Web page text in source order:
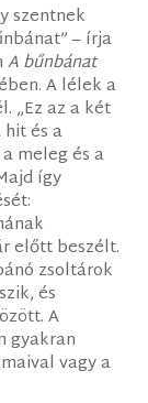
szentnek
– írja
A bűnbánat
A lélek a
„Ez az a két
és a
meleg és a
így
előtt beszélt.
zsoltárok
és
A
gyakran
vagy a